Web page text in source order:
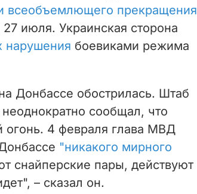
всеобъемлющего прекращения
июля. Украинская сторона
нарушения боевиками режима
Донбассе обострилась. Штаб
сообщал, что
огонь. 4 февраля глава МВД
"никакого мирного
снайперские пары, действуют
– сказал он.